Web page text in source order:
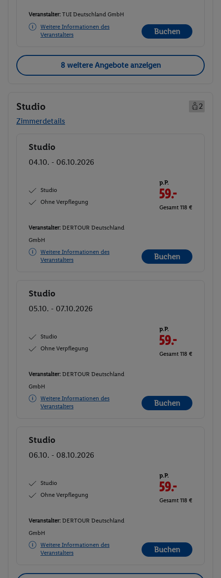
Veranstalter: TUI Deutschland GmbH
Weitere Informationen des
Veranstalters
Buchen
8 weitere Angebote anzeigen
Studio
2
Zimmerdetails
Buchen
Studio
04.10. - 06.10.2026
Studio
Ohne Verpflegung
p.P.
59.-
Gesamt 118 €
Veranstalter: DERTOUR Deutschland
GmbH
Weitere Informationen des
Veranstalters
Buchen
Buchen
Studio
05.10. - 07.10.2026
Studio
Ohne Verpflegung
p.P.
59.-
Gesamt 118 €
Veranstalter: DERTOUR Deutschland
GmbH
Weitere Informationen des
Veranstalters
Buchen
Buchen
Studio
06.10. - 08.10.2026
Studio
Ohne Verpflegung
p.P.
59.-
Gesamt 118 €
Veranstalter: DERTOUR Deutschland
GmbH
Weitere Informationen des
Veranstalters
Buchen